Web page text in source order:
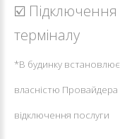
☑️ Підключення
терміналу
*В будинку
власністю Провайдера
відключення послуги